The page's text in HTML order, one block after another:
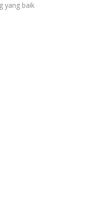
yang baik